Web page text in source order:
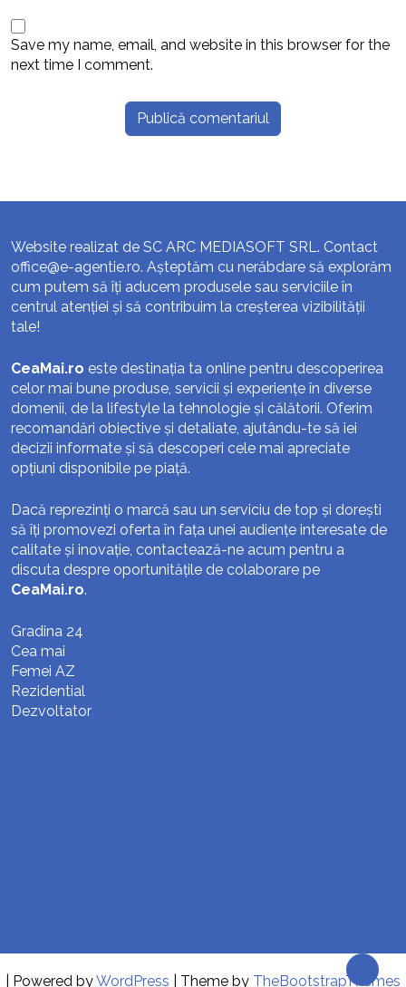
Save my name, email, and website in this browser for the
next time I comment.
Website realizat de SC ARC MEDIASOFT SRL. Contact
office@e-agentie.ro. Așteptăm cu nerăbdare să explorăm
cum putem să îți aducem produsele sau serviciile în
centrul atenției și să contribuim la creșterea vizibilității
tale!
CeaMai.ro este destinația ta online pentru descoperirea
celor mai bune produse, servicii și experiențe în diverse
domenii, de la lifestyle la tehnologie și călătorii. Oferim
recomandări obiective și detaliate, ajutându-te să iei
decizii informate și să descoperi cele mai apreciate
opțiuni disponibile pe piață.
Dacă reprezinți o marcă sau un serviciu de top și dorești
să îți promovezi oferta în fața unei audiențe interesate de
calitate și inovație, contactează-ne acum pentru a
discuta despre oportunitățile de colaborare pe
CeaMai.ro.
Gradina 24
Cea mai
Femei AZ
Rezidential
Dezvoltator
| Powered byWordPress | Theme by TheBootstrapThemes